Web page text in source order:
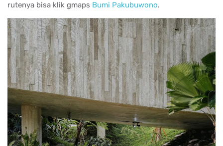
rutenya bisa klik gmaps Bumi Pakubuwono.